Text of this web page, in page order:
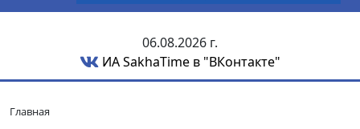
06.08.2026 г.
ИА SakhaTime в "ВКонтакте"
Главная